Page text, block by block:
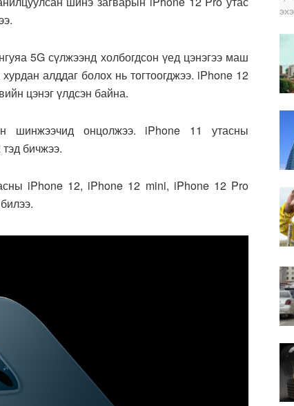
5G сүлжээнд холбогдсон үед цэнэгээ маш
алддаг болох нь тогтоогджээ. iPhone 12
цэнэг үлдсэн байна.
онцолжээ. iPhone 11 утасны
бичжээ.
iPhone 12, iPhone 12 mini, iPhone 12 Pro